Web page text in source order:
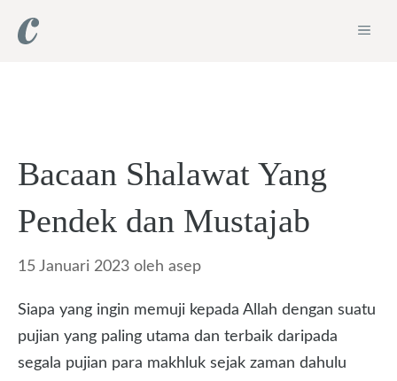
Bacaan Shalawat Yang
Pendek dan Mustajab
15 Januari 2023 oleh asep
Siapa yang ingin memuji kepada Allah dengan suatu
pujian yang paling utama dan terbaik daripada
segala pujian para makhluk sejak zaman dahulu